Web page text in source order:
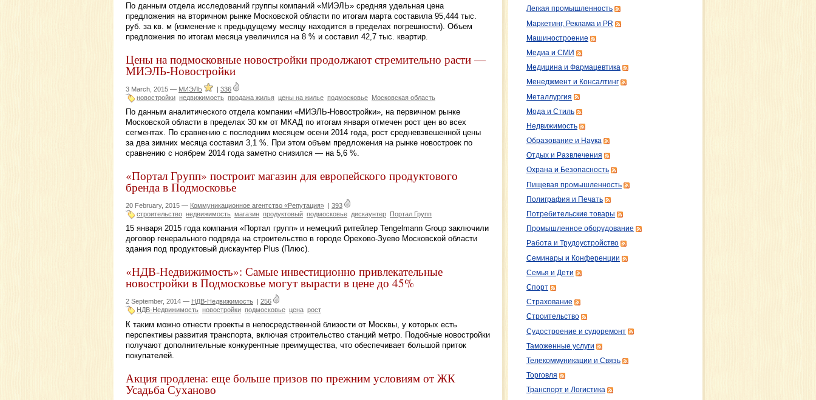
По данным отдела исследований группы компаний «МИЭЛЬ» средняя удельная цена
предложения на вторичном рынке Московской области по итогам марта составила 95,444 тыс.
руб. за кв. м (изменение к предыдущему месяцу находится в пределах погрешности). Объем
предложения по итогам месяца увеличился на 8 % и составил 42,7 тыс. квартир.
Цены на подмосковные новостройки продолжают стремительно расти —
МИЭЛЬ-Новостройки
3 March, 2015 — МИЭЛЬ | 336
новостройки недвижимость продажа жилья цены на жилье подмосковье Московская область
По данным аналитического отдела компании «МИЭЛЬ-Новостройки», на первичном рынке
Московской области в пределах 30 км от МКАД по итогам января отмечен рост цен во всех
сегментах. По сравнению с последним месяцем осени 2014 года, рост средневзвешенной цены
за два зимних месяца составил 3,1 %. При этом объем предложения на рынке новостроек по
сравнению с ноябрем 2014 года заметно снизился — на 5,6 %.
«Портал Групп» построит магазин для европейского продуктового
бренда в Подмосковье
20 February, 2015 — Коммуникационное агентство «Репутация» | 393
строительство недвижимость магазин продуктовый подмосковье дискаунтер Портал Групп
15 января 2015 года компания «Портал групп» и немецкий ритейлер Tengelmann Group заключили
договор генерального подряда на строительство в городе Орехово-Зуево Московской области
здания под продуктовый дискаунтер Plus (Плюс).
«НДВ-Недвижимость»: Самые инвестиционно привлекательные
новостройки в Подмосковье могут вырасти в цене до 45%
2 September, 2014 — НДВ-Недвижимость | 256
НДВ-Недвижимость новостройки подмосковье цена рост
К таким можно отнести проекты в непосредственной близости от Москвы, у которых есть
перспективы развития транспорта, включая строительство станций метро. Подобные новостройки
получают дополнительные конкурентные преимущества, что обеспечивает большой приток
покупателей.
Акция продлена: еще больше призов по прежним условиям от ЖК
Усадьба Суханово
Легкая промышленность
Маркетинг, Реклама и PR
Машиностроение
Медиа и СМИ
Медицина и Фармацевтика
Менеджмент и Консалтинг
Металлургия
Мода и Стиль
Недвижимость
Образование и Наука
Отдых и Развлечения
Охрана и Безопасность
Пищевая промышленность
Полиграфия и Печать
Потребительские товары
Промышленное оборудование
Работа и Трудоустройство
Семинары и Конференции
Семья и Дети
Спорт
Страхование
Строительство
Судостроение и судоремонт
Таможенные услуги
Телекоммуникации и Связь
Торговля
Транспорт и Логистика